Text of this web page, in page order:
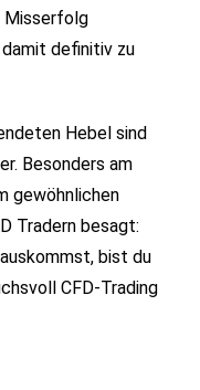
Misserfolg
definitiv zu
Hebel sind
Besonders am
gewöhnlichen
Tradern besagt:
bist du
CFD-Trading